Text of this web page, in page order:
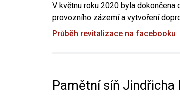
V květnu roku 2020 byla dokončena
provozního zázemí a vytvoření
Průběh revitalizace na facebooku
Pamětní síň Jindřicha